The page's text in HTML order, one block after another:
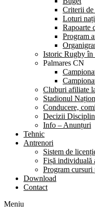
Criterii de
Loturi
Rapoarte
Program
Istoric Rugby în
Palmares CN
Cluburi afiliate
Stadionul
Conducere,
Decizii
Info – Anunțuri
Tehnic
Antrenori
Sistem de
Fișă individuală
Program cursuri
Download
Contact
Meniu